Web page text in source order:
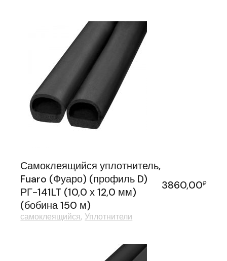
Самоклеящийся уплотнитель,
Fuaro (Фуаро) (профиль D)
РГ-141LT (10,0 х 12,0 мм)
(бобина 150 м)
3860,00₽
самоклеящийся Уплотнители